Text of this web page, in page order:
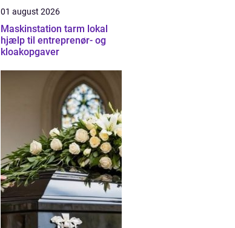
01 august 2026
Maskinstation tarm lokal
hjælp til entreprenør- og
kloakopgaver